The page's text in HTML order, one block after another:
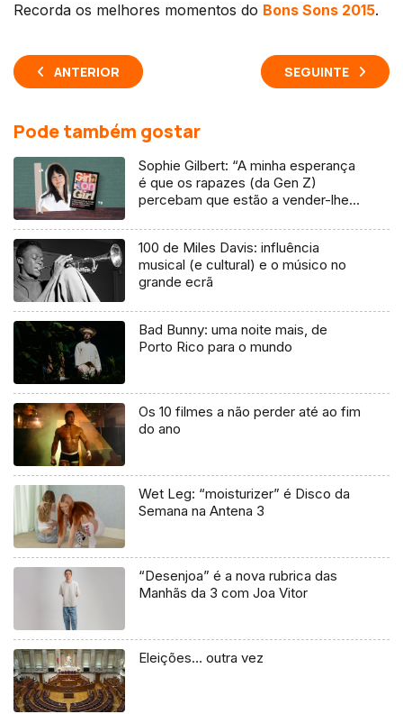
Recorda os melhores momentos do Bons Sons 2015.
ANTERIOR SEGUINTE
Pode também gostar
Sophie Gilbert: “A minha esperança
é que os rapazes (da Gen Z)
percebam que estão a vender-lhes
100 de Miles Davis: influência
musical (e cultural) e o músico no
grande ecrã
Bad Bunny: uma noite mais, de
Porto Rico para o mundo
Os 10 filmes a não perder até ao fim
do ano
Wet Leg: “moisturizer” é Disco da
Semana na Antena 3
“Desenjoa” é a nova rubrica das
Manhãs da 3 com Joa Vitor
Eleições… outra vez